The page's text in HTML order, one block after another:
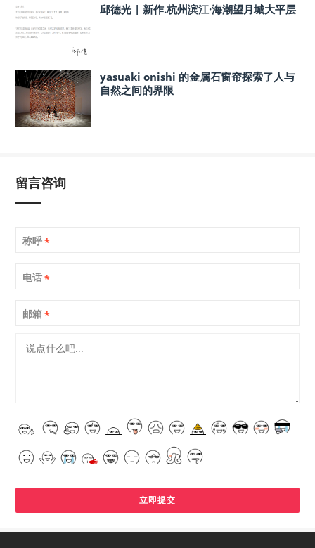
邱德光 | 新作.杭州滨江·海潮望月城大平层
yasuaki onishi 的金属石窗帘探索了人与
自然之间的界限
留言咨询
称呼*
电话*
邮箱*